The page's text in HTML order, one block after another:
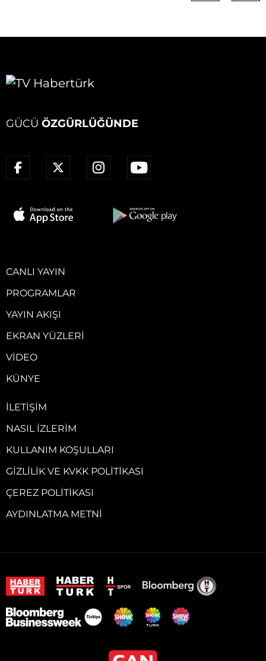
GÜCÜ ÖZGÜRLÜĞÜNDE
CANLI YAYIN
PROGRAMLAR
YAYIN AKIŞI
EKRAN YÜZLERI
VIDEO
KÜNYE
İLETIŞIM
NASIL İZLERIM
KULLANIM KOŞULLARI
GIZLILIK VE KVKK POLITIKASI
ÇEREZ POLITIKASI
AYDINLATMA METNI